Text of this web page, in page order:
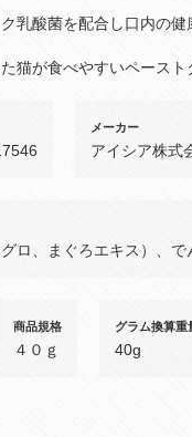
乳酸菌を配合し口内の健
猫が食べやすいペースト
メーカー
アイシア株式
ロ、まぐろエキス）、
商品規格
４０ｇ
グラム換算重
40g